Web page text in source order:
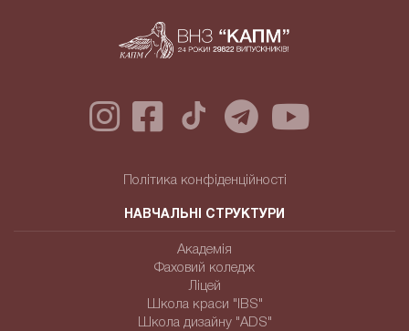
Політика конфіденційності
НАВЧАЛЬНІ СТРУКТУРИ
Академія
Фаховий коледж
Ліцей
Школа краси "IBS"
Школа дизайну "ADS"